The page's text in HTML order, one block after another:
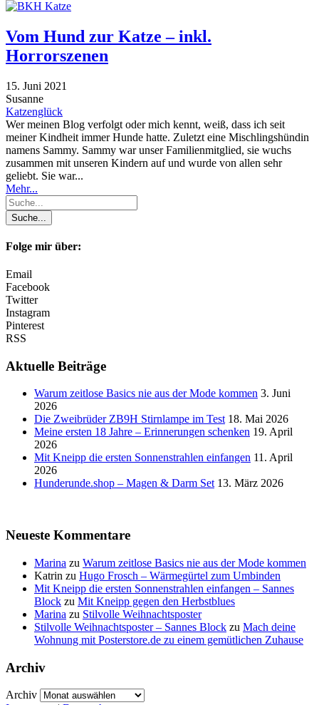
Vom Hund zur Katze – inkl.
Horrorszenen
15. Juni 2021
Susanne
Katzenglück
Wer meinen Blog verfolgt oder mich kennt, weiß, dass ich seit
meiner Kindheit immer Hunde hatte. Zuletzt eine Mischlingshündin
namens Sammy. Sammy war unser Familienmitglied, sie wuchs
zusammen mit unseren Kindern auf und wurde von allen sehr
geliebt. Sie war...
Mehr...
Folge mir über:
Email
Facebook
Twitter
Instagram
Pinterest
RSS
Aktuelle Beiträge
Warum zeitlose Basics nie aus der Mode kommen 3. Juni
2026
Die Zweibrüder ZB9H Stirnlampe im Test 18. Mai 2026
Meine ersten 18 Jahre – Erinnerungen schenken 19. April
2026
Mit Kneipp die ersten Sonnenstrahlen einfangen 11. April
2026
Hunderunde.shop – Magen & Darm Set 13. März 2026
Neueste Kommentare
Marina zu Warum zeitlose Basics nie aus der Mode kommen
Katrin zu Hugo Frosch – Wärmegürtel zum Umbinden
Mit Kneipp die ersten Sonnenstrahlen einfangen – Sannes
Block zu Mit Kneipp gegen den Herbstblues
Marina zu Stilvolle Weihnachtsposter
Stilvolle Weihnachtsposter – Sannes Block zu Mach deine
Wohnung mit Posterstore.de zu einem gemütlichen Zuhause
Archiv
Archiv